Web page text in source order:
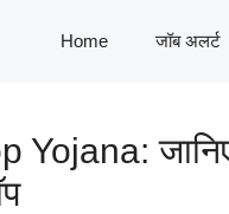
Home जॉब अलर्ट